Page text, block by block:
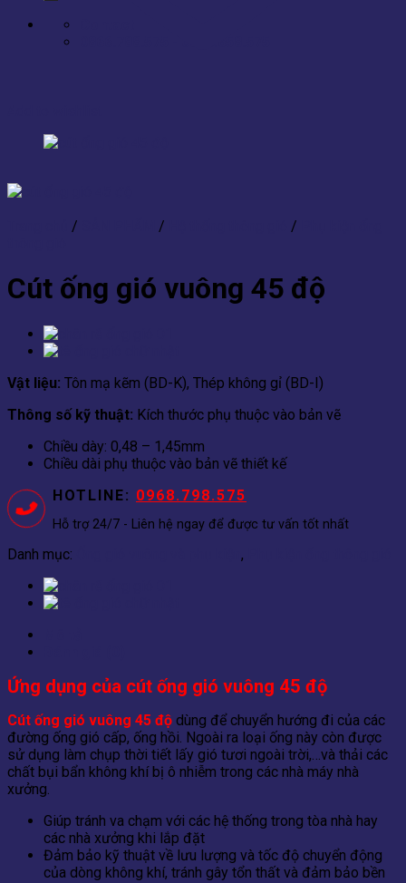
/ / /
Cút ống gió vuông 45 độ
Vật liệu: Tôn mạ kẽm (BD-K), Thép không gỉ (BD-I)
Thông số kỹ thuật: Kích thước phụ thuộc vào bản vẽ
Chiều dày: 0,48 – 1,45mm
Chiều dài phụ thuộc vào bản vẽ thiết kế
HOTLINE: 0968.798.575
Hỗ trợ 24/7 - Liên hệ ngay để được tư vấn tốt nhất
Danh mục: ,
Ứng dụng của cút ống gió vuông 45 độ
Cút ống gió vuông 45 độ dùng để chuyển hướng đi của các
đường ống gió cấp, ống hồi. Ngoài ra loại ống này còn được
sử dụng làm chụp thời tiết lấy gió tươi ngoài trời,…và thải các
chất bụi bẩn không khí bị ô nhiễm trong các nhà máy nhà
xưởng.
Giúp tránh va chạm với các hệ thống trong tòa nhà hay
các nhà xưởng khi lắp đặt
Đảm bảo kỹ thuật về lưu lượng và tốc độ chuyển động
của dòng không khí, tránh gây tổn thất và đảm bảo bền